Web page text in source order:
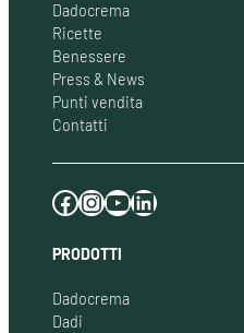
Dadocrema
Ricette
Benessere
Press & News
Punti vendita
Contatti
Facebook Instagram YouTube LinkedIn
PRODOTTI
Dadocrema
Dadi